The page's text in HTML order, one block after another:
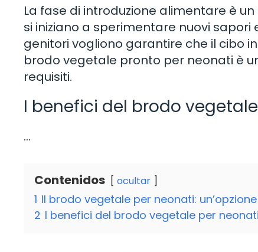
La fase di introduzione alimentare è
si iniziano a sperimentare nuovi
genitori vogliono garantire che il cibo
brodo vegetale pronto per neonati è
requisiti.
I benefici del brodo
…
Contenidos ocultar
1 Il brodo vegetale per neonati:
2 I benefici del brodo vegetale per